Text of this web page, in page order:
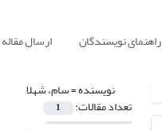
راهنمای نویسندگان ارسال مقاله
نویسنده =سام، شهلا
تعداد مقالات: 1